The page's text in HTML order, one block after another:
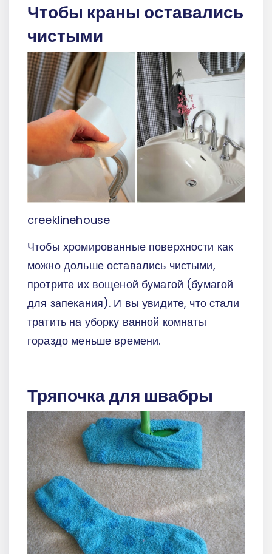
Чтобы краны оставались
чистыми
creeklinehouse
Чтобы хромированные поверхности как
можно дольше оставались чистыми,
протрите их вощеной бумагой (бумагой
для запекания). И вы увидите, что стали
тратить на уборку ванной комнаты
гораздо меньше времени.
Тряпочка для швабры